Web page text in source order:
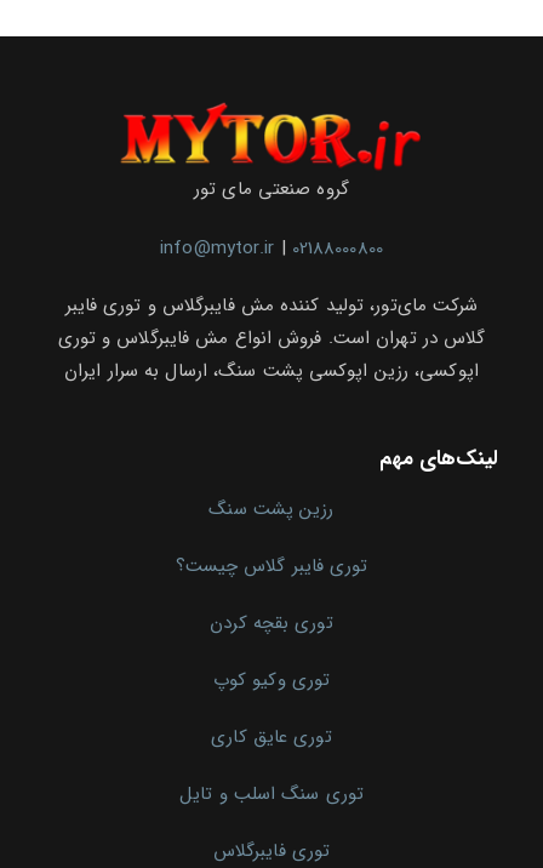
گروه صنعتی مای تور
info@mytor.ir | 02188000800
شرکت مای‌تور، تولید کننده مش فایبرگلاس و توری فایبر
گلاس در تهران است. فروش انواع مش فایبرگلاس و توری
اپوکسی، رزین اپوکسی پشت سنگ، ارسال به سرار ایران
لینک‌های مهم
رزین پشت سنگ
توری فایبر گلاس چیست؟
توری بقچه کردن
توری وکیو کوپ
توری عایق کاری
توری سنگ اسلب و تایل
توری فایبرگلاس